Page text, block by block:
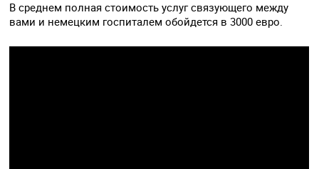
В среднем полная стоимость услуг связующего между
вами и немецким госпиталем обойдется в 3000 евро.